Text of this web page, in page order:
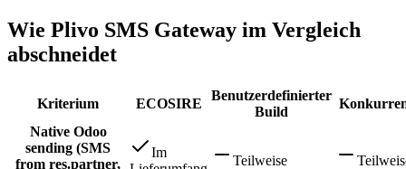
Wie Plivo SMS Gateway im Vergleich
abschneidet
Kriterium ECOSIRE
Benutzerdefinierter
Build
Native Odoo
sending (SMS
from res.partner,
Im
Teilweise